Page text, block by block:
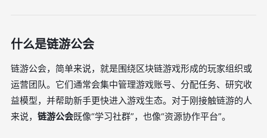
什么是链游公会
链游公会，简单来说，就是围绕区块链游戏形成的玩家组织或
运营团队。它们通常会集中管理游戏账号、分配任务、研究收
益模型，并帮助新手更快进入游戏生态。对于刚接触链游的人
来说， 链游公会既像“学习社群”，也像“资源协作平台”。